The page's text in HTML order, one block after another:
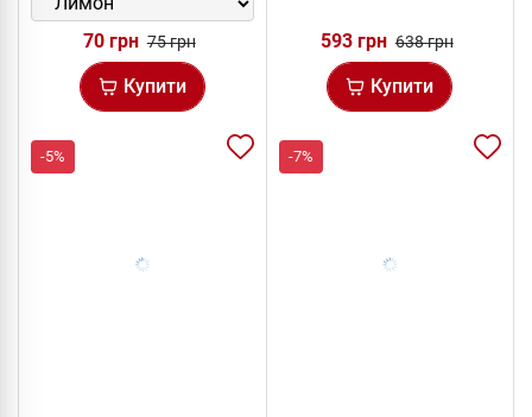
70 грн 75 грн
Купити
593 грн 638 грн
Купити
-5% -7%